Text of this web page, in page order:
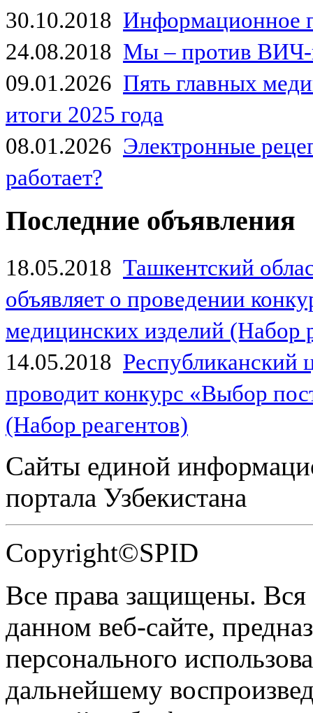
30.10.2018 Информационное
24.08.2018 Мы – против
09.01.2026 Пять главных
итоги 2025 года
08.01.2026 Электронные
работает?
Последние объявления
18.05.2018 Ташкентский
объявляет о проведении
медицинских изделий (Набор
14.05.2018
проводит конкурс «Выбор
(Набор реагентов)
Сайты единой
портала Узбекистана
Copyright©SPID
Все права защищены.
данном веб-сайте,
персонального
дальнейшему